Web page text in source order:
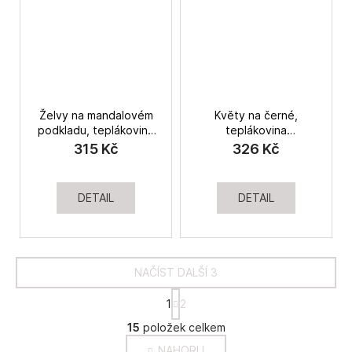
Želvy na mandalovém
podkladu, teplákovina
nepočesaná
315 Kč
DETAIL
Květy na černé,
teplákovina
nepočesaná
326 Kč
DETAIL
O
v
NAČÍST DALŠÍ 3
S
t
r
á
1
2
15 položek celkem